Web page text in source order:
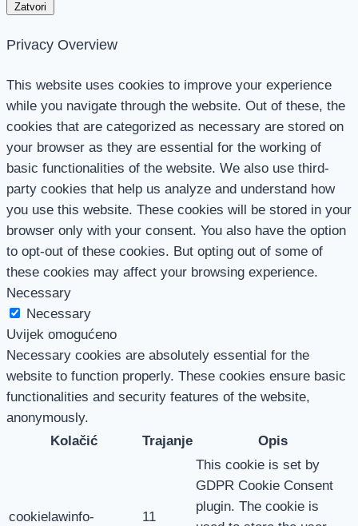
Zatvori
Privacy Overview
This website uses cookies to improve your experience
while you navigate through the website. Out of these, the
cookies that are categorized as necessary are stored on
your browser as they are essential for the working of
basic functionalities of the website. We also use third-
party cookies that help us analyze and understand how
you use this website. These cookies will be stored in your
browser only with your consent. You also have the option
to opt-out of these cookies. But opting out of some of
these cookies may affect your browsing experience.
Necessary
Necessary
Uvijek omogućeno
Necessary cookies are absolutely essential for the
website to function properly. These cookies ensure basic
functionalities and security features of the website,
anonymously.
Kolačić
Trajanje Opis
cookielawinfo- 11
This cookie is set by
GDPR Cookie Consent
plugin. The cookie is